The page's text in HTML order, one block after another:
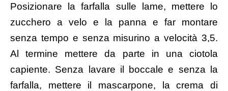
Posizionare la farfalla sulle lame, mettere lo
zucchero a velo e la panna e far montare
senza tempo e senza misurino a velocità 3,5.
Al termine mettere da parte in una ciotola
capiente. Senza lavare il boccale e senza la
farfalla, mettere il mascarpone, la crema di